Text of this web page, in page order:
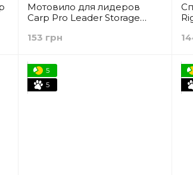
Мотовило для лидеров
Carp Pro Leader Storage
153 грн
5
5